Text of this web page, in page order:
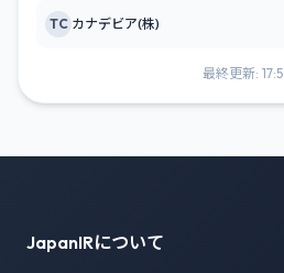
TC カナデビア(株)
最終更新:
JapanIRについて